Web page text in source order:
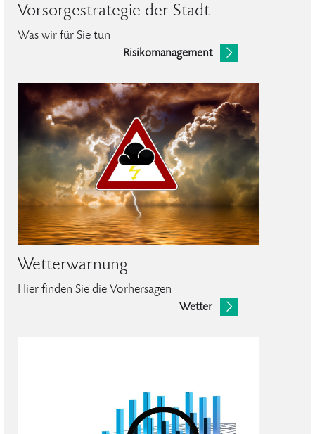
Vorsorgestrategie der Stadt
Was wir für Sie tun
Risikomanagement
Wetterwarnung
Hier finden Sie die Vorhersagen
Wetter